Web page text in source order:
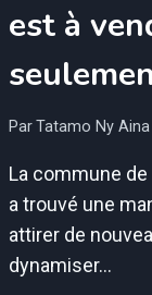
est à
ParTatamo Ny Aina
La commune
a trouvé une
attirer de
dynamiser…